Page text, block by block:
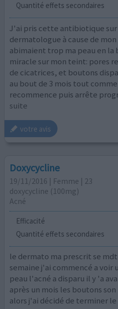
Quantité effets secondaires
J'ai pris cette antibiotique
dermatologue à cause de
abimaient trop ma peau en
miracle sur mon teint: pores
de cicatrices, et boutons
au bout de 3 mois tout
recommence puis arrête
suite
votre avis
Doxycycline
19/11/2016 | Femme | 23
doxycycline (100mg)
Acné
Efficacité
Quantité effets secondaires
le dermato ma prescrit se
semaine j'ai commencé a voir
peau l'acné a disparu il y 'a
après un mois les boutons
alors j'ai décidé de terminer